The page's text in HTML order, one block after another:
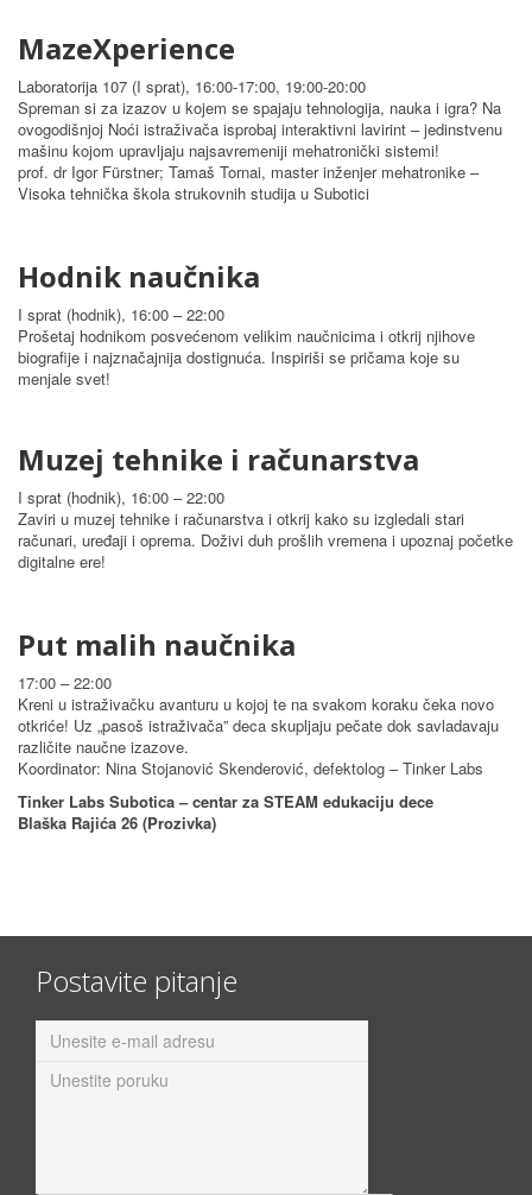
MazeXperience
Laboratorija 107 (I sprat), 16:00-17:00, 19:00-20:00
Spreman si za izazov u kojem se spajaju tehnologija, nauka i igra? Na
ovogodišnjoj Noći istraživača isprobaj interaktivni lavirint – jedinstvenu
mašinu kojom upravljaju najsavremeniji mehatronički sistemi!
prof. dr Igor Fürstner; Tamaš Tornai, master inženjer mehatronike –
Visoka tehnička škola strukovnih studija u Subotici
Hodnik naučnika
I sprat (hodnik), 16:00 – 22:00
Prošetaj hodnikom posvećenom velikim naučnicima i otkrij njihove
biografije i najznačajnija dostignuća. Inspiriši se pričama koje su
menjale svet!
Muzej tehnike i računarstva
I sprat (hodnik), 16:00 – 22:00
Zaviri u muzej tehnike i računarstva i otkrij kako su izgledali stari
računari, uređaji i oprema. Doživi duh prošlih vremena i upoznaj početke
digitalne ere!
Put malih naučnika
17:00 – 22:00
Kreni u istraživačku avanturu u kojoj te na svakom koraku čeka novo
otkriće! Uz „pasoš istraživača” deca skupljaju pečate dok savladavaju
različite naučne izazove.
Koordinator: Nina Stojanović Skenderović, defektolog – Tinker Labs
Tinker Labs Subotica – centar za STEAM edukaciju dece
Blaška Rajića 26 (Prozivka)
Postavite pitanje